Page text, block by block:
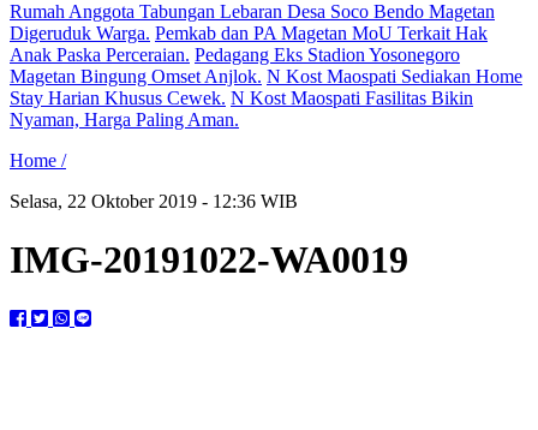
Rumah Anggota Tabungan Lebaran Desa Soco Bendo Magetan
Digeruduk Warga. Pemkab dan PA Magetan MoU Terkait Hak
Anak Paska Perceraian. Pedagang Eks Stadion Yosonegoro
Magetan Bingung Omset Anjlok. N Kost Maospati Sediakan Home
Stay Harian Khusus Cewek. N Kost Maospati Fasilitas Bikin
Nyaman, Harga Paling Aman.
Home /
Selasa, 22 Oktober 2019 - 12:36 WIB
IMG-20191022-WA0019